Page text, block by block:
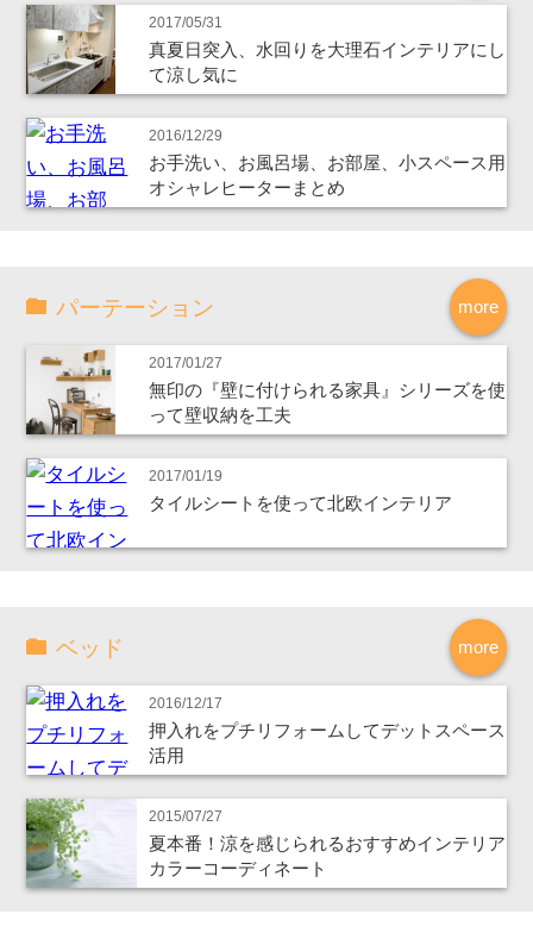
2017/05/31
真夏日突入、水回りを大理石インテリアにし
て涼し気に
2016/12/29
お手洗い、お風呂場、お部屋、小スペース用
オシャレヒーターまとめ
more
パーテーション
2017/01/27
無印の『壁に付けられる家具』シリーズを使
って壁収納を工夫
2017/01/19
タイルシートを使って北欧インテリア
more
ベッド
2016/12/17
押入れをプチリフォームしてデットスペース
活用
2015/07/27
夏本番！涼を感じられるおすすめインテリア
カラーコーディネート